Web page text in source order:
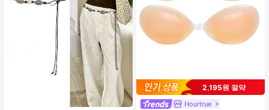
2,195원 절약
Hourtrue